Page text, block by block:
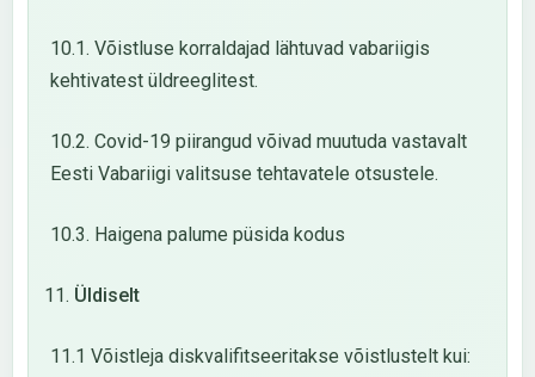
10.1. Võistluse korraldajad lähtuvad vabariigis
kehtivatest üldreeglitest.
10.2. Covid-19 piirangud võivad muutuda vastavalt
Eesti Vabariigi valitsuse tehtavatele otsustele.
10.3. Haigena palume püsida kodus
Üldiselt
11.1 Võistleja diskvalifitseeritakse võistlustelt kui: